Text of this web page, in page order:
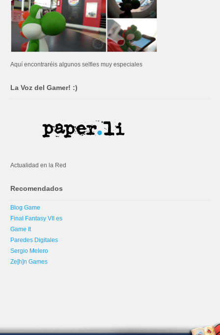
Aquí encontraréis algunos selfies muy especiales
La Voz del Gamer! :)
Actualidad en la Red
Recomendados
Blog Game
Final Fantasy VII es
Game It
Paredes Digitales
Sergio Melero
Ze[h]n Games